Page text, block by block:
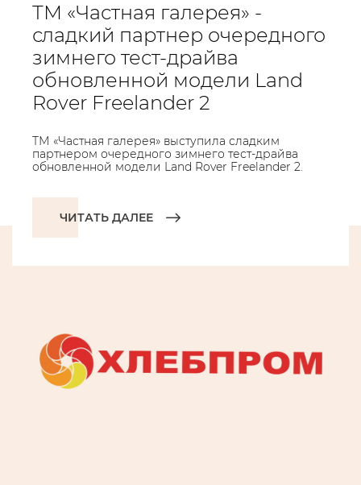
ТМ «Частная галерея» -
сладкий партнер очередного
зимнего тест-драйва
обновленной модели Land
Rover Freelander 2
ТМ «Частная галерея» выступила сладким
партнером очередного зимнего тест-драйва
обновленной модели Land Rover Freelander 2.
ЧИТАТЬ ДАЛЕЕ